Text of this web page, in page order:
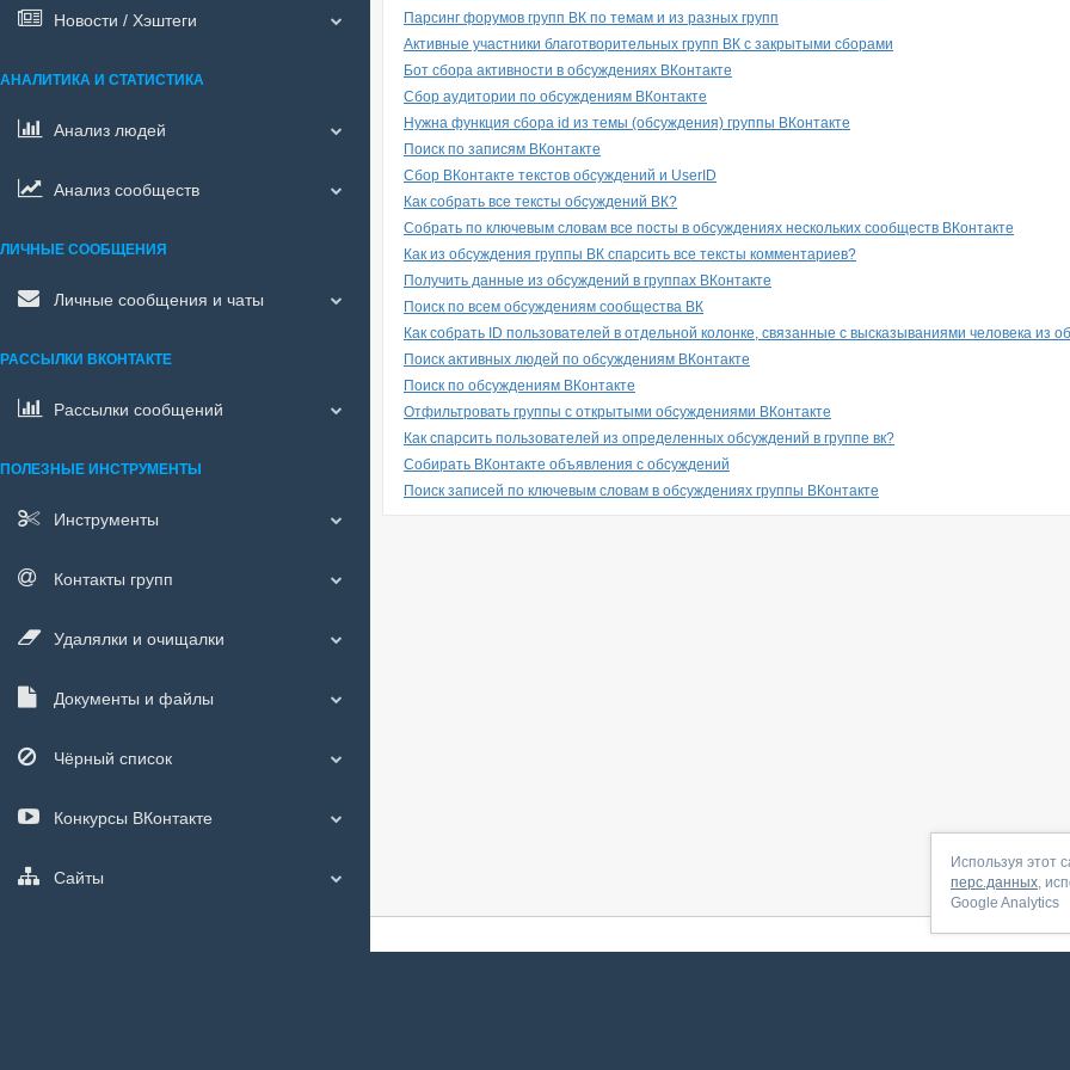
Парсинг форумов групп ВК по темам и из разных групп
Активные участники благотворительных групп ВК с закрытыми сборами
Бот сбора активности в обсуждениях ВКонтакте
Сбор аудитории по обсуждениям ВКонтакте
Нужна функция сбора id из темы (обсуждения) группы ВКонтакте
Поиск по записям ВКонтакте
Сбор ВКонтакте текстов обсуждений и UserID
Как собрать все тексты обсуждений ВК?
Собрать по ключевым словам все посты в обсуждениях нескольких сообществ ВКонтакте
Как из обсуждения группы ВК спарсить все тексты комментариев?
Получить данные из обсуждений в группах ВКонтакте
Поиск по всем обсуждениям сообщества ВК
Как собрать ID пользователей в отдельной колонке, связанные с высказываниями человека из
Поиск активных людей по обсуждениям ВКонтакте
Поиск по обсуждениям ВКонтакте
Отфильтровать группы с открытыми обсуждениями ВКонтакте
Как спарсить пользователей из определенных обсуждений в группе вк?
Собирать ВКонтакте объявления с обсуждений
Поиск записей по ключевым словам в обсуждениях группы ВКонтакте
Новости / Хэштеги
АНАЛИТИКА И СТАТИСТИКА
Анализ людей
Анализ сообществ
ЛИЧНЫЕ СООБЩЕНИЯ
Личные сообщения и чаты
РАССЫЛКИ ВКОНТАКТЕ
Рассылки сообщений
ПОЛЕЗНЫЕ ИНСТРУМЕНТЫ
Инструменты
Контакты групп
Удалялки и очищалки
Документы и файлы
Чёрный список
Конкурсы ВКонтакте
Сайты
Используя этот
перс.данных,
Google Analytics